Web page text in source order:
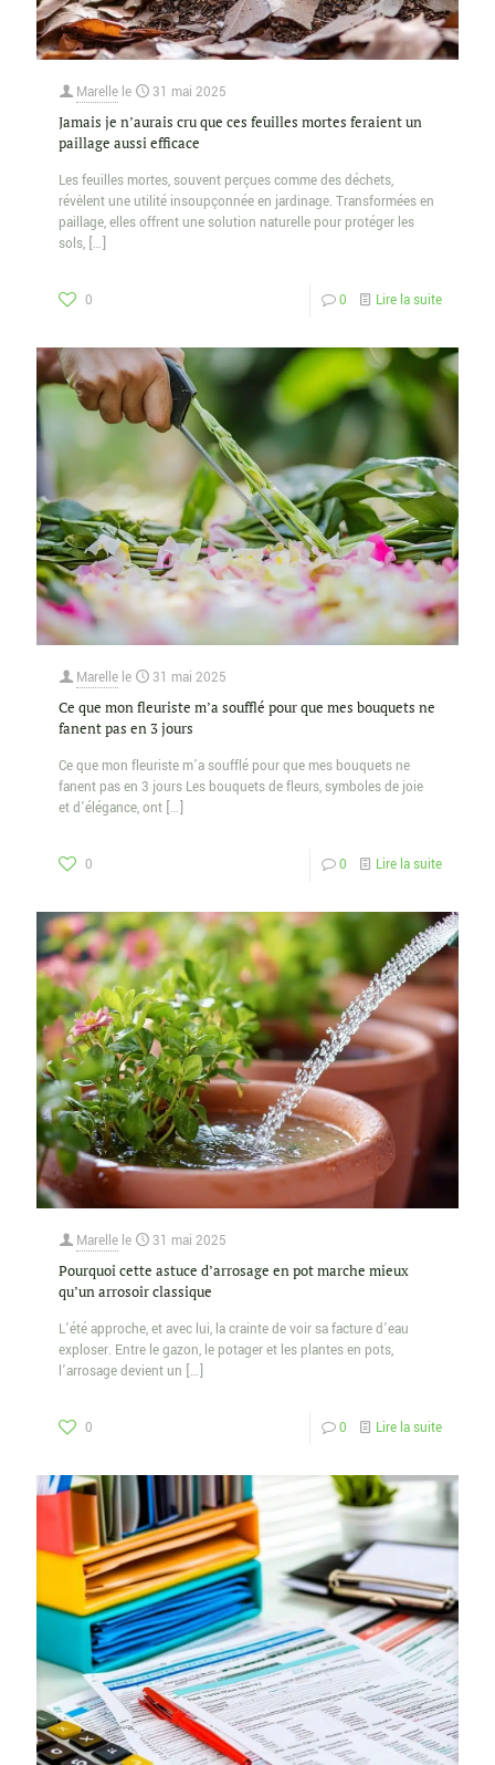
Marelle le 31 mai 2025
Jamais je n’aurais cru que ces feuilles mortes feraient un
paillage aussi efficace
Les feuilles mortes, souvent perçues comme des déchets,
révèlent une utilité insoupçonnée en jardinage. Transformées en
paillage, elles offrent une solution naturelle pour protéger les
sols, […]
0 0 Lire la suite
Marelle le 31 mai 2025
Ce que mon fleuriste m’a soufflé pour que mes bouquets ne
fanent pas en 3 jours
Ce que mon fleuriste m’a soufflé pour que mes bouquets ne
fanent pas en 3 jours Les bouquets de fleurs, symboles de joie
et d’élégance, ont […]
0 0 Lire la suite
Marelle le 31 mai 2025
Pourquoi cette astuce d’arrosage en pot marche mieux
qu’un arrosoir classique
L’été approche, et avec lui, la crainte de voir sa facture d’eau
exploser. Entre le gazon, le potager et les plantes en pots,
l’arrosage devient un […]
0 0 Lire la suite